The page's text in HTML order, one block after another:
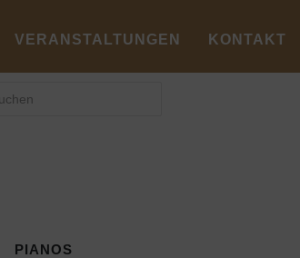
VERANSTALTUNGEN KONTAKT
PIANOS